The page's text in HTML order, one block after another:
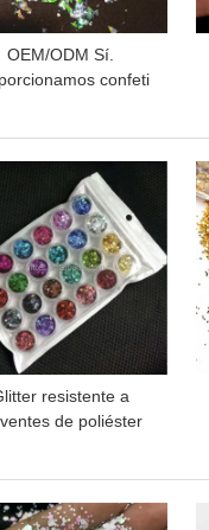
OEM/ODM Sí.
confeti
resistente a
de poliéster
PRECIO